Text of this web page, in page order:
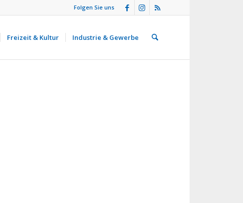
Folgen Sie uns
Freizeit & Kultur Industrie & Gewerbe